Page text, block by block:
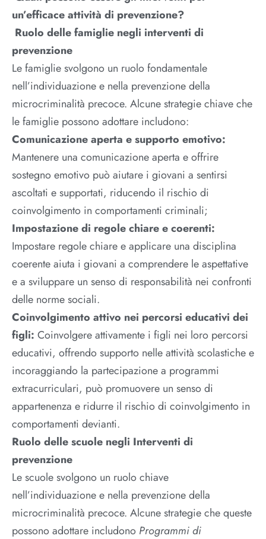
un’efficace attività di prevenzione?
Ruolo delle famiglie negli interventi di
prevenzione
Le famiglie svolgono un ruolo fondamentale
nell’individuazione e nella prevenzione della
microcriminalità precoce. Alcune strategie chiave che
le famiglie possono adottare includono:
Comunicazione aperta e supporto emotivo:
Mantenere una comunicazione aperta e offrire
sostegno emotivo può aiutare i giovani a sentirsi
ascoltati e supportati, riducendo il rischio di
coinvolgimento in comportamenti criminali;
Impostazione di regole chiare e coerenti:
Impostare regole chiare e applicare una disciplina
coerente aiuta i giovani a comprendere le aspettative
e a sviluppare un senso di responsabilità nei confronti
delle norme sociali.
Coinvolgimento attivo nei percorsi educativi dei
figli: Coinvolgere attivamente i figli nei loro percorsi
educativi, offrendo supporto nelle attività scolastiche e
incoraggiando la partecipazione a programmi
extracurriculari, può promuovere un senso di
appartenenza e ridurre il rischio di coinvolgimento in
comportamenti devianti.
Ruolo delle scuole negli Interventi di
prevenzione
Le scuole svolgono un ruolo chiave
nell’individuazione e nella prevenzione della
microcriminalità precoce. Alcune strategie che queste
possono adottare includono Programmi di